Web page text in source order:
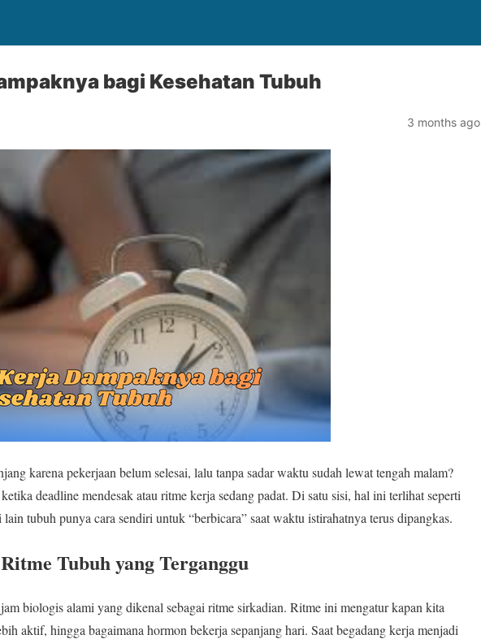
bagi Kesehatan Tubuh
3 months ago
karena pekerjaan belum selesai, lalu tanpa sadar waktu sudah lewat tengah malam?
deadline mendesak atau ritme kerja sedang padat. Di satu sisi, hal ini terlihat seperti
tubuh punya cara sendiri untuk “berbicara” saat waktu istirahatnya terus dipangkas.
Tubuh yang Terganggu
biologis alami yang dikenal sebagai ritme sirkadian. Ritme ini mengatur kapan kita
aktif, hingga bagaimana hormon bekerja sepanjang hari. Saat begadang kerja menjadi